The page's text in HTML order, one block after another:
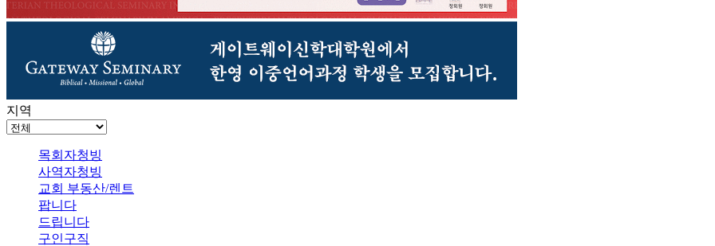
지역
목회자청빙
사역자청빙
교회 부동산/렌트
팝니다
드립니다
구인구직